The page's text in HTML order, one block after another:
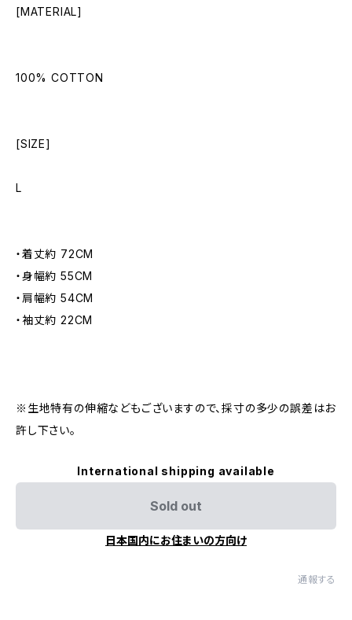
[MATERIAL]
100% COTTON
[SIZE]
L
・着丈約 72CM
・身幅約 55CM
・肩幅約 54CM
・袖丈約 22CM
※生地特有の伸縮などもございますので、採寸の多少の誤差はお
許し下さい。
International shipping available
Sold out
日本国内にお住まいの方向け
通報する